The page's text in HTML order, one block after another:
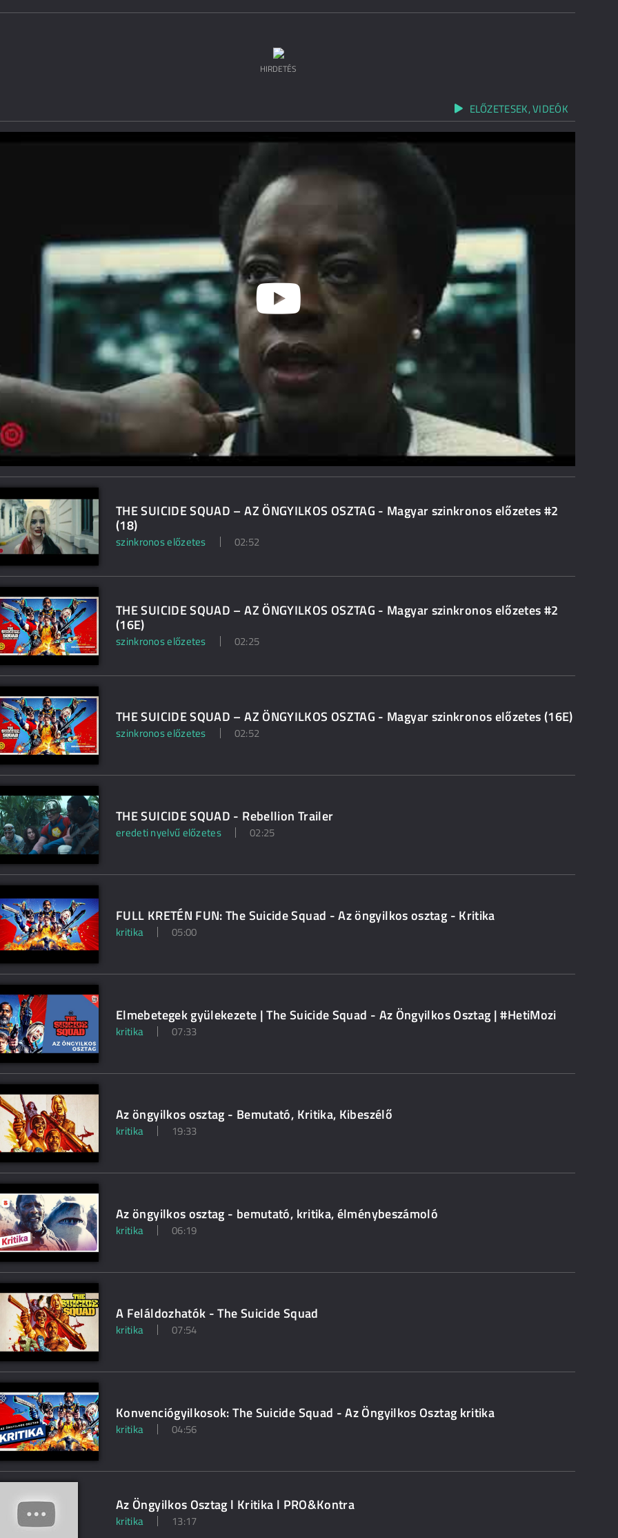
HIRDETÉS
ELŐZETESEK, VIDEÓK
THE SUICIDE SQUAD – AZ ÖNGYILKOS OSZTAG - Magyar szinkronos előzetes #2
(18)
szinkronos előzetes 02:52
THE SUICIDE SQUAD – AZ ÖNGYILKOS OSZTAG - Magyar szinkronos előzetes #2
(16E)
szinkronos előzetes 02:25
THE SUICIDE SQUAD – AZ ÖNGYILKOS OSZTAG - Magyar szinkronos előzetes (16E)
szinkronos előzetes 02:52
THE SUICIDE SQUAD - Rebellion Trailer
eredeti nyelvű előzetes 02:25
FULL KRETÉN FUN: The Suicide Squad - Az öngyilkos osztag - Kritika
kritika 05:00
Elmebetegek gyülekezete | The Suicide Squad - Az Öngyilkos Osztag | #HetiMozi
kritika 07:33
Az öngyilkos osztag - Bemutató, Kritika, Kibeszélő
kritika 19:33
Az öngyilkos osztag - bemutató, kritika, élménybeszámoló
kritika 06:19
A Feláldozhatók - The Suicide Squad
kritika 07:54
Konvenciógyilkosok: The Suicide Squad - Az Öngyilkos Osztag kritika
kritika 04:56
Az Öngyilkos Osztag l Kritika l PRO&Kontra
kritika 13:17